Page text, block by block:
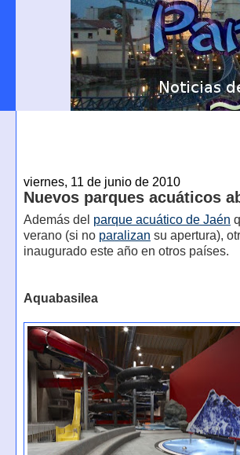
viernes, 11 de junio de 2010
Nuevos parques acuáticos
Además del parque acuático de Jaén
verano (si no paralizan su apertura),
inaugurado este año en otros países.
Aquabasilea